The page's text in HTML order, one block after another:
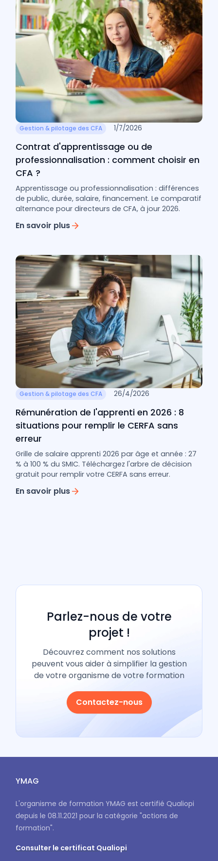
Gestion & pilotage des CFA 1/7/2026
Contrat d'apprentissage ou de
professionnalisation : comment choisir en
CFA ?
Apprentissage ou professionnalisation : différences
de public, durée, salaire, financement. Le comparatif
alternance pour directeurs de CFA, à jour 2026.
En savoir plus
Gestion & pilotage des CFA 26/4/2026
Rémunération de l'apprenti en 2026 : 8
situations pour remplir le CERFA sans
erreur
Grille de salaire apprenti 2026 par âge et année : 27
% à 100 % du SMIC. Téléchargez l'arbre de décision
gratuit pour remplir votre CERFA sans erreur.
En savoir plus
Parlez-nous de votre
projet !
Découvrez comment nos solutions
peuvent vous aider à simplifier la gestion
de votre organisme de votre formation
Contactez-nous
YMAG
L'organisme de formation YMAG est certifié Qualiopi
depuis le 08.11.2021 pour la catégorie "actions de
formation".
Consulter le certificat Qualiopi